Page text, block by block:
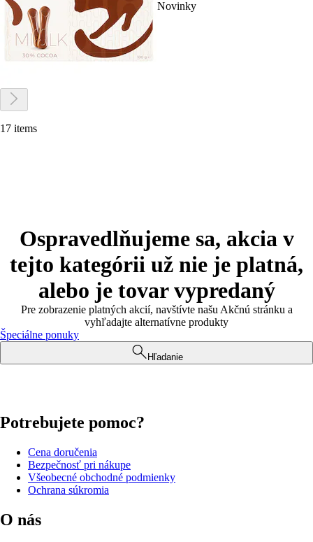
Novinky
17 items
Ospravedlňujeme sa, akcia v
tejto kategórii už nie je platná,
alebo je tovar vypredaný
Pre zobrazenie platných akcií, navštívte našu Akčnú stránku a
vyhľadajte alternatívne produkty
Špeciálne ponuky
Hľadanie
Potrebujete pomoc?
Cena doručenia
Bezpečnosť pri nákupe
Všeobecné obchodné podmienky
Ochrana súkromia
O nás